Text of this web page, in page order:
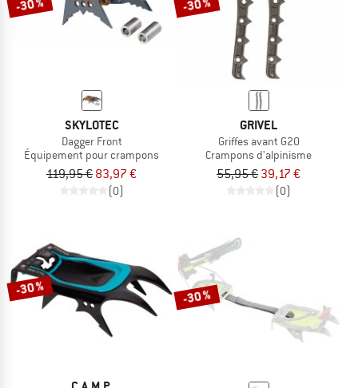
-30 %
SKYLOTEC
Dagger Front
Équipement pour crampons
119,95 € 83,97 €
(0)
-30 %
GRIVEL
Griffes avant G20
Crampons d'alpinisme
55,95 € 39,17 €
(0)
-30 % -30 %